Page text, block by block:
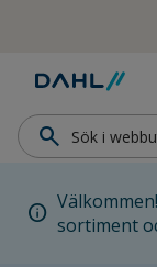
Hoppa till
search
info sortiment